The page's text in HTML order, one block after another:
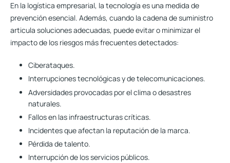
En la logística empresarial, la tecnología es una medida de
prevención esencial. Además, cuando la cadena de suministro
articula soluciones adecuadas, puede evitar o minimizar el
impacto de los riesgos más frecuentes detectados:
Ciberataques.
Interrupciones tecnológicas y de telecomunicaciones.
Adversidades provocadas por el clima o desastres
naturales.
Fallos en las infraestructuras críticas.
Incidentes que afectan la reputación de la marca.
Pérdida de talento.
Interrupción de los servicios públicos.